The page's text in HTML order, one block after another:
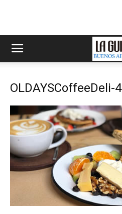
OLDAYSCoffeeDeli-4